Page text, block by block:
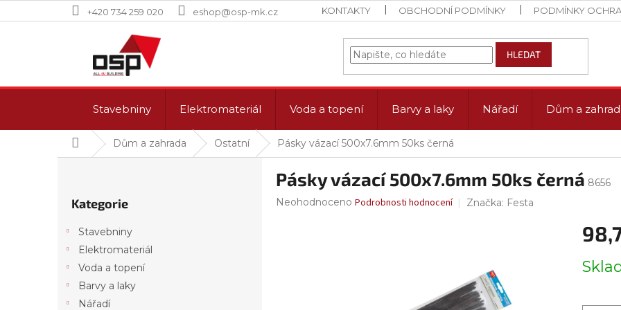
na
+420 734 259 020 eshop@osp-mk.cz KONTAKTY OBCHODNÍ PODMÍNKY PODMÍNKY
HLEDAT
Stavebniny Elektromateriál Voda a topení Barvy a laky Nářadí Dům a
DomůDům a zahrada Ostatní Pásky vázací 500x7.6mm 50ks černá
kategorie
Kategorie
Stavebniny
Elektromateriál
Voda a topení
Barvy a laky
Nářadí
Pásky vázací 500x7.6mm 50ks černá 8656
Průměrné
Neohodnoceno Podrobnosti hodnocení Značka: Festa
cena: